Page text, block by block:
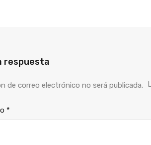
respuesta
de correo electrónico no será publicada.
*